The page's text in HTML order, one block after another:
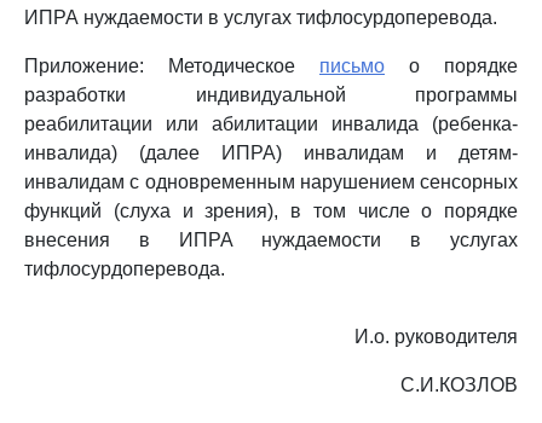
ИПРА нуждаемости в услугах тифлосурдоперевода.
Приложение: Методическое письмо о порядке
разработки индивидуальной программы
реабилитации или абилитации инвалида (ребенка-
инвалида) (далее ИПРА) инвалидам и детям-
инвалидам с одновременным нарушением сенсорных
функций (слуха и зрения), в том числе о порядке
внесения в ИПРА нуждаемости в услугах
тифлосурдоперевода.
И.о. руководителя
С.И.КОЗЛОВ